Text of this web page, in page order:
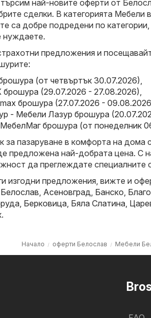
най-новите оферти от
сделки. В категорията Мебели
са добре подредени по
нуждаете.
предложения и
(от четвъртък 30.07.2026)
брошура (29.07.2026 - 27.08.2026)
брошура (27.07.2026 -
- Мебели Лазур брошура
брошура (от понеделник
за пазаруване в комфорта на дома
предложена най-добрата цена. С
да преглеждате специалните
изгодни предложения, вижте и
Белослав Асеновград Банско
Берковица Бяла Слатина
.
Начало оферти Белослав Мебели